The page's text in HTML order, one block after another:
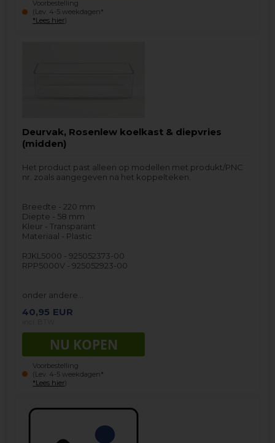
Voorbestelling
(Lev. 4-5 weekdagen*
*Lees hier)
Deurvak, Rosenlew koelkast & diepvries
(midden)
Het product past alleen op modellen met produkt/PNC
nr. zoals aangegeven na het koppelteken.
Breedte - 220 mm
Diepte - 58 mm
Kleur - Transparant
Materiaal - Plastic
RJKL5000 - 925052373-00
RPP5000V - 925052923-00
onder andere…
40,95 EUR
Voorbestelling
(Lev. 4-5 weekdagen*
*Lees hier)